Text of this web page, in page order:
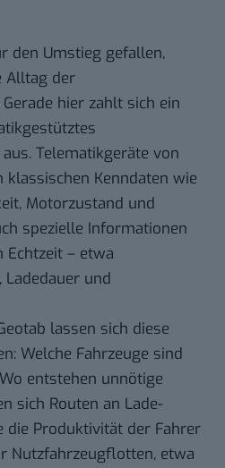
den Umstieg gefallen,
Alltag der
hier zahlt sich ein
Telematikgeräte von
klassischen Kenndaten wie
Motorzustand und
spezielle Informationen
– etwa
Ladedauer und
lassen sich diese
Welche Fahrzeuge sind
entstehen unnötige
sich Routen an Lade-
die Produktivität der Fahrer
Nutzfahrzeugflotten, etwa